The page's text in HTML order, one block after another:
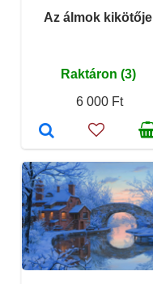
Az álmok kikötője
Raktáron (3)
6 000 Ft